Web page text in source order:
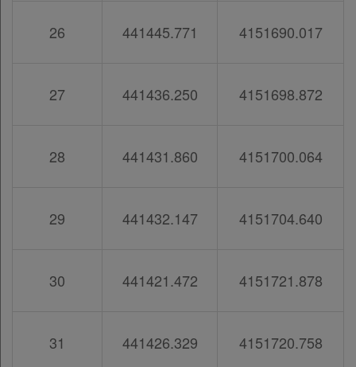
26 441445.771 4151690.017
27 441436.250 4151698.872
28 441431.860 4151700.064
29 441432.147 4151704.640
30 441421.472 4151721.878
31 441426.329 4151720.758